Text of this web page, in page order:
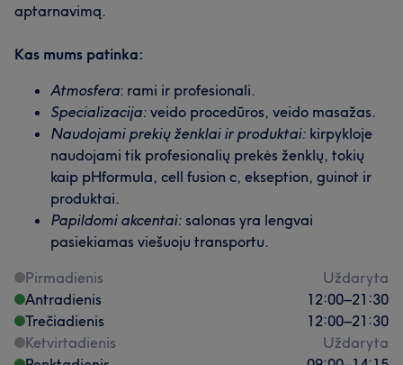
aptarnavimą.
Kas mums patinka:
Atmosfera: rami ir profesionali.
Specializacija: veido procedūros, veido masažas.
Naudojami prekių ženklai ir produktai: kirpykloje
naudojami tik profesionalių prekės ženklų, tokių
kaip pHformula, cell fusion c, ekseption, guinot ir
produktai.
Papildomi akcentai: salonas yra lengvai
pasiekiamas viešuoju transportu.
Pirmadienis
Uždaryta
Antradienis
12:00–21:30
Trečiadienis
12:00–21:30
Ketvirtadienis
Uždaryta